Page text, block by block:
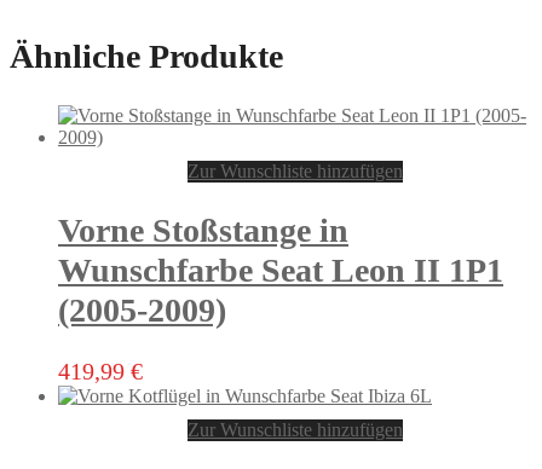
Ähnliche Produkte
Zur Wunschliste hinzufügen
Vorne Stoßstange in
Wunschfarbe Seat Leon II 1P1
(2005-2009)
419,99 €
Zur Wunschliste hinzufügen